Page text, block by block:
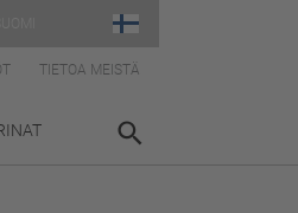
TIETOA MEISTÄ